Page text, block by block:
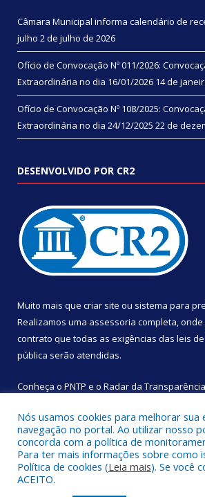
Câmara Municipal informa calendário de
julho 2 de julho de 2026
Ofício de Convocação Nº 011/2026:
Extraordinária no dia 16/01/2026 14 de
Ofício de Convocação Nº 108/2025:
Extraordinária no dia 24/12/2025 22 de
DESENVOLVIDO POR CR2
Muito mais que criar site ou sistema para
Realizamos uma assessoria completa,
contrato que todas as exigências das leis
pública serão atendidas.
Conheça o PNTP e o Radar da
Todos os direitos reservados a Câmara
Sebastião da Boa Vista.
Nós usamos cookies para melhorar sua
navegação no portal. Ao utilizar nosso
concorda com a política de
Para ter mais informações sobre como
Política de cookies (Leia mais). Se você
ACEITO.